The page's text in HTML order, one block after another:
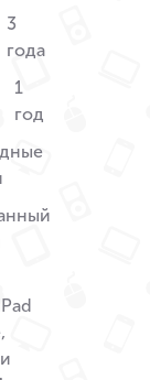
3
года
1
год